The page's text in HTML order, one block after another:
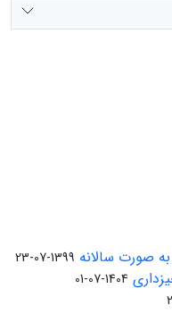
صورت سالانه 1399-07-23
1404-07-01